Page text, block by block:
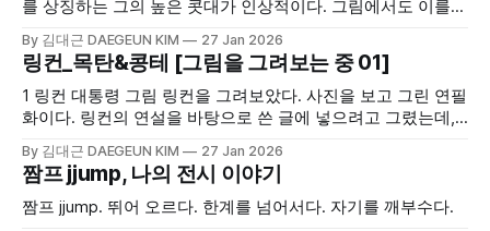
를 상징하는 그의 높은 콧대가 인상적이다. 그림에서도 이를
분이 쉽지 않았다. 그의 얼굴이 오른쪽으로 약간 비스듬하게
돌아보고 있어, 이를 표현하기 어려웠다.
By 김대근 DAEGEUN KIM 27 Jan 2026
링컨_목탄&콩테 [그림을 그려보는 중 01]
1 링컨 대통령 그림 링컨을 그려보았다. 사진을 보고 그린 연필
화이다. 링컨의 연설을 바탕으로 쓴 글에 넣으려고 그렸는데,
는 사진의 분위기를 살리려 했으나 잘 됐는지는 모르겠다. 사
진에서 보는 깊이 감추어진 그의 눈빛과 그 눈을 감싸고 있는
눈두덩의 두터운 그늘이 주는 느낌을 살려보고자
By 김대근 DAEGEUN KIM 27 Jan 2026
짬프 jjump, 나의 전시 이야기
짬프 jjump. 뛰어 오르다. 한계를 넘어서다. 자기를 깨부수다.